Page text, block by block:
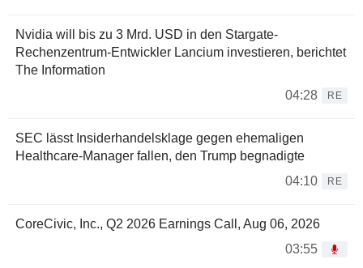
Nvidia will bis zu 3 Mrd. USD in den Stargate-
Rechenzentrum-Entwickler Lancium investieren, berichtet
The Information
04:28
RE
SEC lässt Insiderhandelsklage gegen ehemaligen
Healthcare-Manager fallen, den Trump begnadigte
04:10
RE
CoreCivic, Inc., Q2 2026 Earnings Call, Aug 06, 2026
03:55